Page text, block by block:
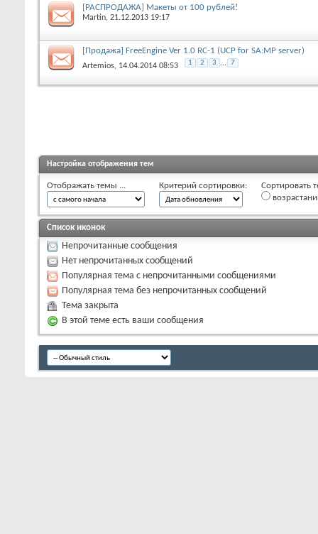
[РАСПРОДАЖА] Макеты от 100 рублей!
Martin, 21.12.2013 19:17
[Продажа] FreeEngine Ver 1.0 RC-1 (UCP for SA:MP server)
Artemios, 14.04.2014 08:53 1 2 3 ... 7
Настройка отображения тем
Отображать темы ... Критерий сортировки:
Сортировать
Список иконок
Непрочитанные сообщения
Нет непрочитанных сообщений
Популярная тема с непрочитанными сообщениями
Популярная тема без непрочитанных сообщений
Тема закрыта
В этой теме есть ваши сообщения